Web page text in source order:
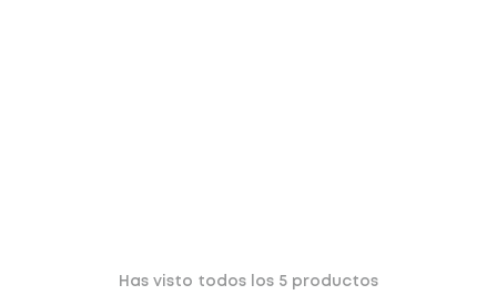
Has visto todos los 5 productos